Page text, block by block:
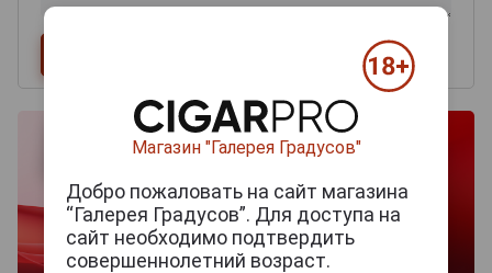
Магазин "Галерея Градусов"
Добро пожаловать на сайт магазина
“Галерея Градусов”. Для доступа на
сайт необходимо подтвердить
совершеннолетний возраст.